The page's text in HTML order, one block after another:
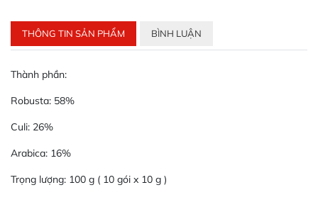
THÔNG TIN SẢN PHẨM BÌNH LUẬN
Thành phần:
Robusta: 58%
Culi: 26%
Arabica: 16%
Trọng lượng: 100 g ( 10 gói x 10 g )